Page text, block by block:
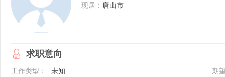
现居： 唐山市
求职意向
工作类型： 未知
期